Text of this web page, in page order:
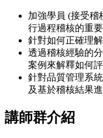
加強學員 (接受稽
行過程稽核的重要
針對如何正確理
透過稽核經驗的
案例來解釋如何評
針對品質管理系
及基於稽核結果
講師群介紹